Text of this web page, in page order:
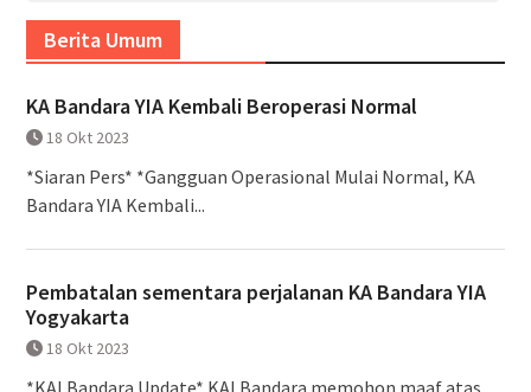
Berita Umum
KA Bandara YIA Kembali Beroperasi Normal
18 Okt 2023
*Siaran Pers* *Gangguan Operasional Mulai Normal, KA
Bandara YIA Kembali...
Pembatalan sementara perjalanan KA Bandara YIA
Yogyakarta
18 Okt 2023
*KAI Bandara Update* KAI Bandara memohon maaf atas